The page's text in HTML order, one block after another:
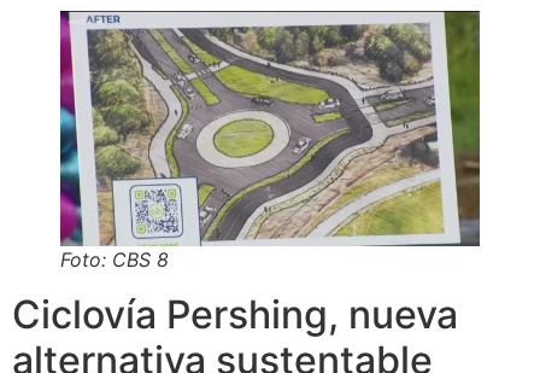
Foto: CBS 8
Ciclovía Pershing, nueva
alternativa sustentable